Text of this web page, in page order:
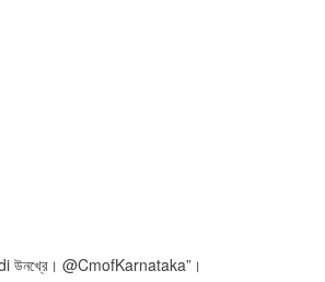
উনখ্রে। @CmofKarnataka”।